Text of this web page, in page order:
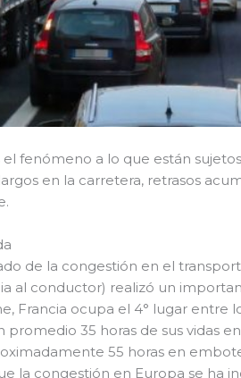
fenómeno a lo que están
en la carretera, retrasos
de la congestión en el
al conductor) realizó un
Francia ocupa el 4° lugar entre
35 horas de sus vidas
55 horas en
la congestión en Europa se ha